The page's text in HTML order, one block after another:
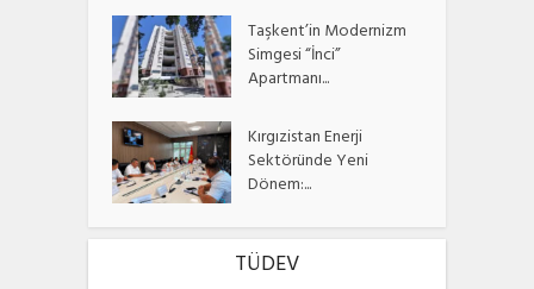
Taşkent’in Modernizm
Simgesi “İnci”
Apartmanı...
Kırgızistan Enerji
Sektöründe Yeni
Dönem:...
TÜDEV